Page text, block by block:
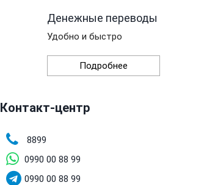
Денежные переводы
Удобно и быстро
Подробнее
Контакт-центр
8899
0990 00 88 99
0990 00 88 99